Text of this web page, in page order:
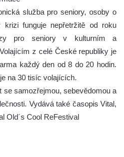
služba pro seniory, osoby o
funguje nepřetržitě od roku
pro seniory v kulturním a
z celé České republiky je
každý den od 8 do 20 hodin.
na 30 tisíc volajících.
se samozřejmou, sebevědomou a
Vydává také časopis Vital,
Old´s Cool ReFestival